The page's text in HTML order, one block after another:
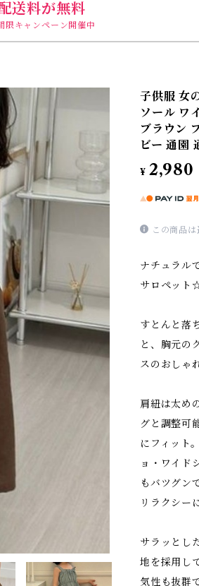
送料が無料
限キャンペーン開催中
子供服 女
ソール ワ
ブラウン
ビー 通園
¥ 2,980
この商品は
ナチュラル
サロペット
すとんと落
と、胸元の
スのおしゃ
肩紐は太め
グと調整可
にフィット
ョ・ワイド
もバツグン
リラクシー
サラッとし
地を採用し
気性も抜群